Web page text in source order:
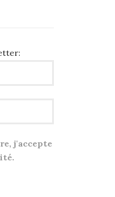
j'accepte